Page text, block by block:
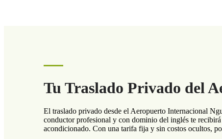
Tu Traslado Privado del
El traslado privado desde el Aeropuerto Internacional
conductor profesional y con dominio del inglés te
acondicionado. Con una tarifa fija y sin costos ocultos,